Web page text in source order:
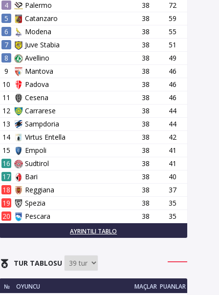
16 tur 17 tur
4
Palermo 38
72
5
Catanzaro 38
59
6
Modena 38
55
7
Juve Stabia 38
51
8
Avellino 38
49
9
Mantova 38
46
10
Padova 38
46
11
Cesena 38
46
12
Carrarese 38
44
13
Sampdoria 38
44
14
Virtus Entella 38
42
15
Empoli 38
41
16
Sudtirol 38
41
17
Bari 38
40
18
Reggiana 38
37
19
Spezia 38
35
20
Pescara 38 35
AYRINTILI TABLO
TUR TABLOSU
№ OYUNCU MAÇLAR PUANLAR